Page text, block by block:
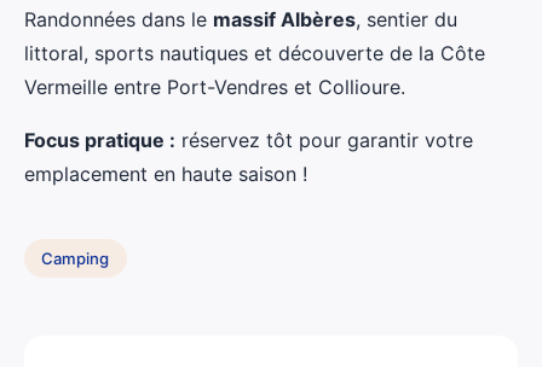
Randonnées dans le massif Albères, sentier du
littoral, sports nautiques et découverte de la Côte
Vermeille entre Port-Vendres et Collioure.
Focus pratique : réservez tôt pour garantir votre
emplacement en haute saison !
Camping